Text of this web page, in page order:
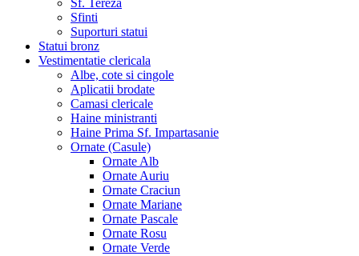
Sf. Tereza
Sfinti
Suporturi statui
Statui bronz
Vestimentatie clericala
Albe, cote si cingole
Aplicatii brodate
Camasi clericale
Haine ministranti
Haine Prima Sf. Impartasanie
Ornate (Casule)
Ornate Alb
Ornate Auriu
Ornate Craciun
Ornate Mariane
Ornate Pascale
Ornate Rosu
Ornate Verde